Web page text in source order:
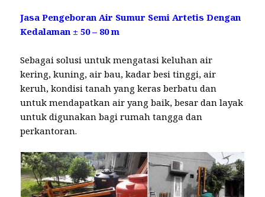
Jasa Pengeboran Air Sumur Semi Artetis Dengan
Kedalaman ± 50 – 80 m
Sebagai solusi untuk mengatasi keluhan air
kering, kuning, air bau, kadar besi tinggi, air
keruh, kondisi tanah yang keras berbatu dan
untuk mendapatkan air yang baik, besar dan layak
untuk digunakan bagi rumah tangga dan
perkantoran.